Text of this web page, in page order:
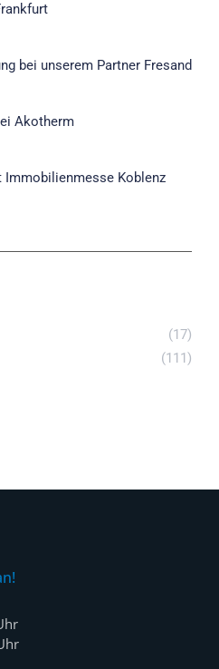
bei unserem Partner Fresand
Akotherm
Immobilienmesse Koblenz
(17)
(111)